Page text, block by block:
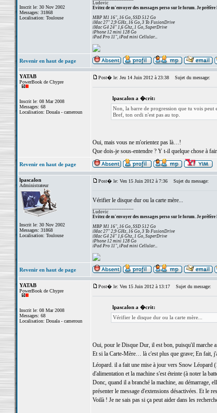
Inscrit le: 30 Nov 2002
Messages: 31868
Localisation: Toulouse
Ludovic
Evitez de m'envoyer des messages perso sur le forum. Je préfère
MBP M1 16", 16 Go, SSD 512 Go
iMac 27" 2,9 GHz, 16 Go, 3 To FusionDrive
iMac G4 24" 1,6 Ghz, 1 Go, SuperDrive
iPhone 12 mini 128 Go
iPad Pro 11", iPad mini Cellular...
Revenir en haut de page
YATAB
PowerBook de Chypre
Inscrit le: 08 Mar 2008
Messages: 68
Localisation: Douala - cameroun
Post� le: Jeu 14 Juin 2012 à 23:38 Sujet du message:
lpascalon a �crit:
Non, la barre de progression que tu vois
Bref, ton ordi n'est pas au top.
Oui, mais vous ne m'orientez pas là…!
Que dois-je sous-entendre ? Y t-il quelque chose à
Revenir en haut de page
lpascalon
Administrateur
Inscrit le: 30 Nov 2002
Messages: 31868
Localisation: Toulouse
Post� le: Ven 15 Juin 2012 à 7:36 Sujet du message:
Vérifier le disque dur ou la carte mère...
Ludovic
Evitez de m'envoyer des messages perso sur le forum. Je préfère
MBP M1 16", 16 Go, SSD 512 Go
iMac 27" 2,9 GHz, 16 Go, 3 To FusionDrive
iMac G4 24" 1,6 Ghz, 1 Go, SuperDrive
iPhone 12 mini 128 Go
iPad Pro 11", iPad mini Cellular...
Revenir en haut de page
YATAB
PowerBook de Chypre
Inscrit le: 08 Mar 2008
Messages: 68
Localisation: Douala - cameroun
Post� le: Ven 15 Juin 2012 à 13:17 Sujet du message:
lpascalon a �crit:
Vérifier le disque dur ou la carte mère...
Oui, pour le Disque Dur, il est bon, puisqu'il marche
Et si la Carte-Mère… là c'est plus que grave; En fait,
Léopard. il a fait une mise à jour vers Snow Léopard
d'alimentation et la machine s'est éteinte (à noter la
Donc, quand il a branché la machine, au démarrage,
présenter le message d'extensions désactivées. Et le
Voilà ! Je ne sais pas si ça peut aider dans les